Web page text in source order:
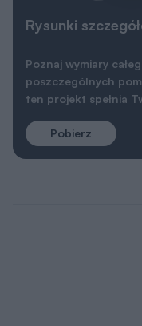
Rysunki
Poznaj wymiary
poszczególnych
ten projekt spełnia
Pobierz